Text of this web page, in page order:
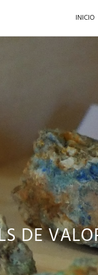
INICIO
DE